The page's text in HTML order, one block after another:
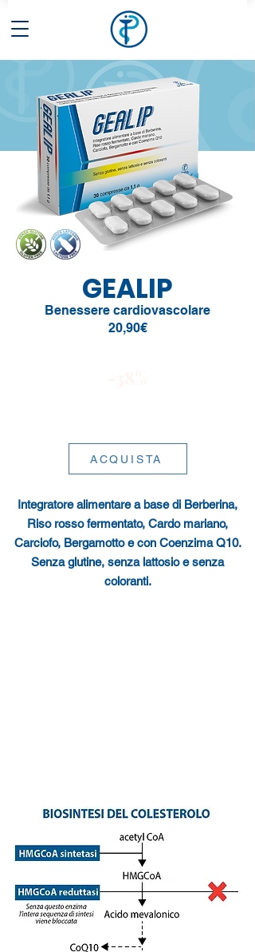
GEALIP
Benessere cardiovascolare
20,90€
ACQUISTA
Integratore alimentare a base di Berberina,
Riso rosso fermentato, Cardo mariano,
Carciofo, Bergamotto e con Coenzima Q10.
Senza glutine, senza lattosio e senza
coloranti.